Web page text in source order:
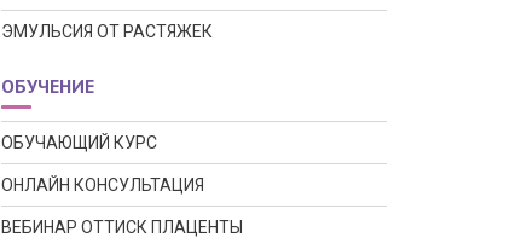
ЭМУЛЬСИЯ ОТ РАСТЯЖЕК
ОБУЧЕНИЕ
ОБУЧАЮЩИЙ КУРС
ОНЛАЙН КОНСУЛЬТАЦИЯ
ВЕБИНАР ОТТИСК ПЛАЦЕНТЫ